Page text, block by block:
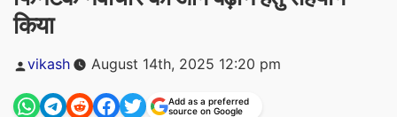
किया
Posted
vikash August 14th, 2025 12:20 pm
Add as a preferred
source on Google